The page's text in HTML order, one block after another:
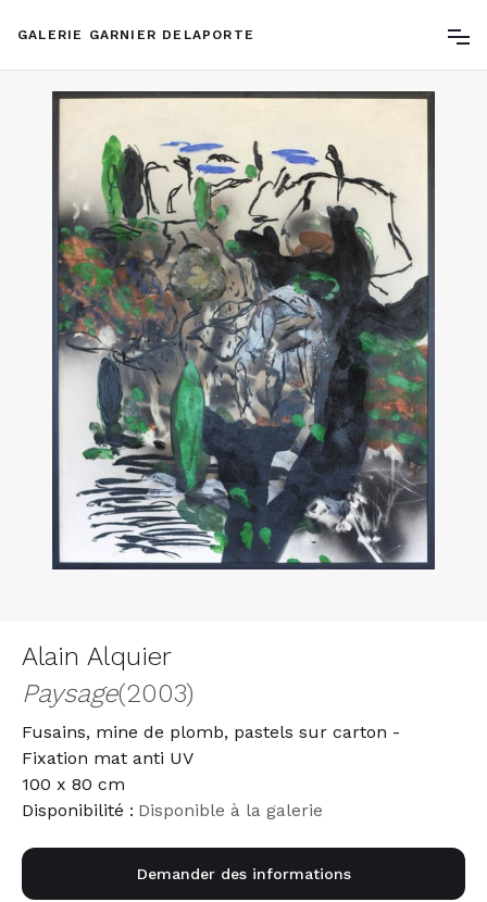
GALERIE GARNIER DELAPORTE
Alain Alquier
Paysage(2003)
Fusains, mine de plomb, pastels sur carton -
Fixation mat anti UV
100 x 80 cm
Disponibilité : Disponible à la galerie
Demander des informations